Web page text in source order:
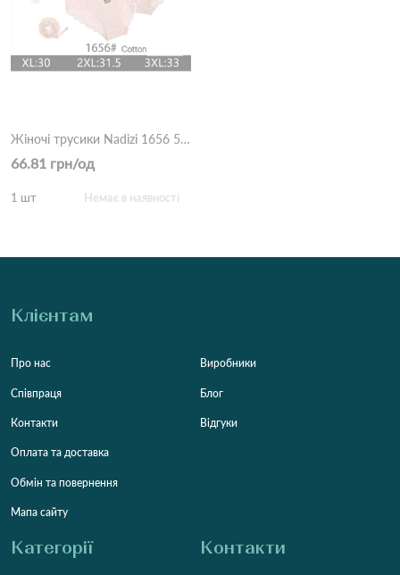
Жіночі трусики Nadizi 1656 5д Різні кольори
66.81 грн/од
1 шт Немає в наявності
Клієнтам
Про нас
Співпраця
Контакти
Оплата та доставка
Обмін та повернення
Мапа сайту
Виробники
Блог
Відгуки
Категорії Контакти